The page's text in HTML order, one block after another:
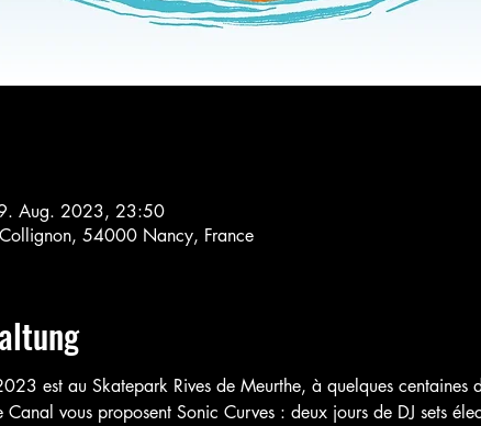
Aug. 2023, 23:50
54000 Nancy, France
est au Skatepark Rives de Meurthe, à quelques centaines
Canal vous proposent Sonic Curves : deux jours de DJ sets